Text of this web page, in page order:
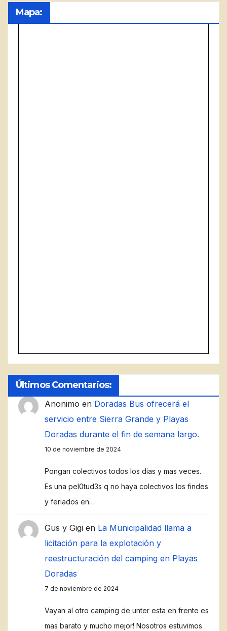
Mapa:
Últimos Comentarios:
Anonimo en Doradas Bus ofrecerá el
servicio entre Sierra Grande y Playas
Doradas durante el fin de semana largo.
10 de noviembre de 2024
Pongan colectivos todos los dias y mas veces.
Es una pel0tud3s q no haya colectivos los findes
y feriados en…
Gus y Gigi en La Municipalidad llama a
licitación para la explotación y
reestructuración del camping en Playas
Doradas
7 de noviembre de 2024
Vayan al otro camping de unter esta en frente es
mas barato y mucho mejor! Nosotros estuvimos